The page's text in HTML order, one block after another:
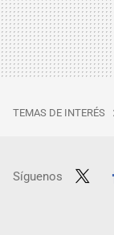
TEMAS DE INTERÉS
Síguenos